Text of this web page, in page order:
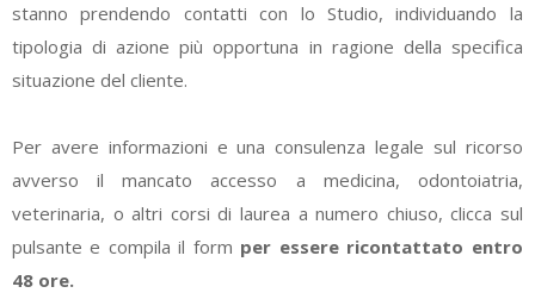
stanno prendendo contatti con lo Studio, individuando la
tipologia di azione più opportuna in ragione della specifica
situazione del cliente.
Per avere informazioni e una consulenza legale sul ricorso
avverso il mancato accesso a medicina, odontoiatria,
veterinaria, o altri corsi di laurea a numero chiuso, clicca sul
pulsante e compila il form per essere ricontattato entro
48 ore.